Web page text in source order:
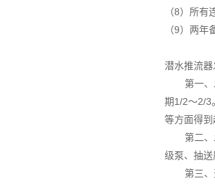
（8）所
（9）两
潜水推流
第一、发
期1/2～2/3
等方面得
第二、发
级泵、抽
第三、开